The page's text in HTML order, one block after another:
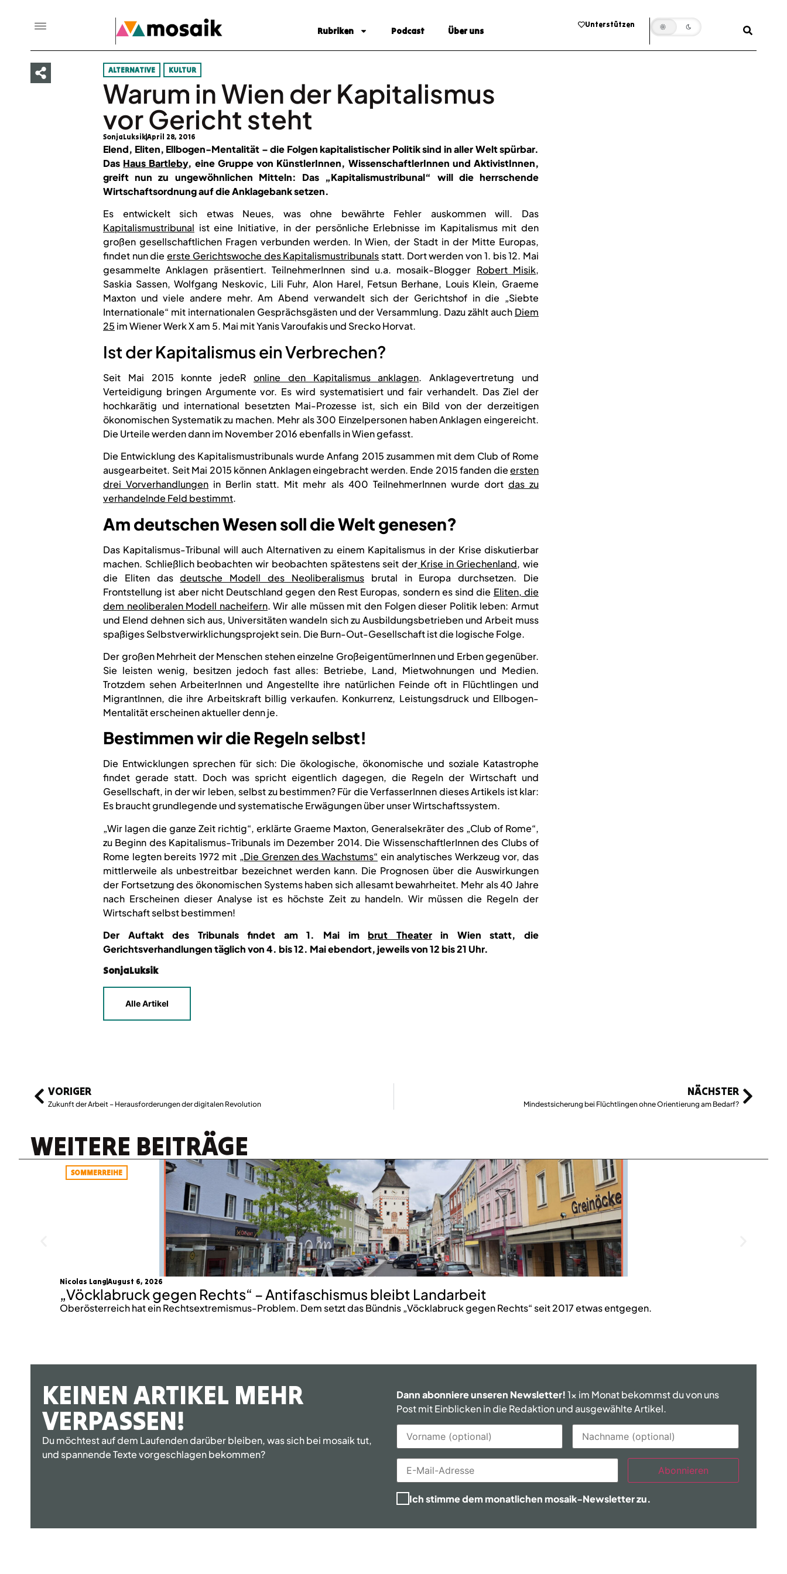
Rubriken Podcast Über uns
Unterstützen
ALTERNATIVE KULTUR
Warum in Wien der Kapitalismus
vor Gericht steht
SonjaLuksikApril 28, 2016
Elend, Eliten, Ellbogen-Mentalität – die Folgen kapitalistischer Politik sind in aller Welt spürbar.
Das Haus Bartleby, eine Gruppe von KünstlerInnen, WissenschaftlerInnen und AktivistInnen,
greift nun zu ungewöhnlichen Mitteln: Das „Kapitalismustribunal“ will die herrschende
Wirtschaftsordnung auf die Anklagebank setzen.
Es entwickelt sich etwas Neues, was ohne bewährte Fehler auskommen will. Das
Kapitalismustribunal ist eine Initiative, in der persönliche Erlebnisse im Kapitalismus mit den
großen gesellschaftlichen Fragen verbunden werden. In Wien, der Stadt in der Mitte Europas,
findet nun dieerste Gerichtswoche des Kapitalismustribunals statt. Dort werden von 1. bis 12. Mai
gesammelte Anklagen präsentiert. TeilnehmerInnen sind u.a. mosaik-Blogger Robert Misik,
Saskia Sassen, Wolfgang Neskovic, Lili Fuhr, Alon Harel, Fetsun Berhane, Louis Klein, Graeme
Maxton und viele andere mehr. Am Abend verwandelt sich der Gerichtshof in die „Siebte
Internationale“ mit internationalen Gesprächsgästen und der Versammlung. Dazu zählt auch Diem
25 im Wiener Werk X am 5. Mai mit Yanis Varoufakis und Srecko Horvat.
Ist der Kapitalismus ein Verbrechen?
Seit Mai 2015 konnte jedeR online den Kapitalismus anklagen.
Anklagevertretung und
Verteidigung bringen Argumente vor. Es wird systematisiert und fair verhandelt. Das Ziel der
hochkarätig und international besetzten Mai-Prozesse ist, sich ein Bild von der derzeitigen
ökonomischen Systematik zu machen. Mehr als 300 Einzelpersonen haben Anklagen eingereicht.
Die Urteile werden dann im November 2016 ebenfalls in Wien gefasst.
Die Entwicklung des Kapitalismustribunals wurde Anfang 2015 zusammen mit dem Club of Rome
ausgearbeitet. Seit Mai 2015 können Anklagen eingebracht werden. Ende 2015 fanden dieersten
drei Vorverhandlungen in Berlin statt. Mit mehr als 400 TeilnehmerInnen wurde dort das zu
verhandelnde Feld bestimmt.
Am deutschen Wesen soll die Welt genesen?
Das Kapitalismus-Tribunal will auch Alternativen zu einem Kapitalismus in der Krise diskutierbar
machen. Schließlich beobachten wir beobachten spätestens seit der Krise in Griechenland, wie
die Eliten dasdeutsche Modell des Neoliberalismusbrutal in Europa durchsetzen. Die
Frontstellung ist aber nicht Deutschland gegen den Rest Europas, sondern es sind die Eliten, die
dem neoliberalen Modell nacheifern. Wir alle müssen mit den Folgen dieser Politik leben: Armut
und Elend dehnen sich aus, Universitäten wandeln sich zu Ausbildungsbetrieben und Arbeit muss
spaßiges Selbstverwirklichungsprojekt sein. Die Burn-Out-Gesellschaft ist die logische Folge.
Der großen Mehrheit der Menschen stehen einzelne GroßeigentümerInnen und Erben gegenüber.
Sie leisten wenig, besitzen jedochfast alles: Betriebe, Land, Mietwohnungen und Medien.
Trotzdem sehen ArbeiterInnen und Angestellte ihre natürlichen Feinde oft in Flüchtlingen und
MigrantInnen, die ihre Arbeitskraft billig verkaufen. Konkurrenz, Leistungsdruck und Ellbogen-
Mentalität erscheinen aktueller denn je.
Bestimmen wir die Regeln selbst!
Die Entwicklungen sprechen für sich: Die ökologische, ökonomische und soziale Katastrophe
findet gerade statt. Doch was spricht eigentlich dagegen, die Regeln der Wirtschaft und
Gesellschaft, in der wir leben, selbst zu bestimmen? Für die VerfasserInnen dieses Artikels ist klar:
Es braucht grundlegende und systematische Erwägungen über unser Wirtschaftssystem.
„Wir lagen die ganze Zeit richtig“, erklärte Graeme Maxton, Generalsekräter des „Club of Rome“,
zu Beginn des Kapitalismus-Tribunals im Dezember 2014. Die WissenschaftlerInnen des Clubs of
Rome legten bereits 1972 mit „Die Grenzen des Wachstums“ ein analytisches Werkzeug vor, das
mittlerweile als unbestreitbar bezeichnet werden kann. Die Prognosen über die Auswirkungen
der Fortsetzung des ökonomischen Systems haben sich allesamt bewahrheitet. Mehr als 40 Jahre
nach Erscheinen dieser Analyse ist es höchste Zeit zu handeln. Wir müssen die Regeln der
Wirtschaft selbst bestimmen!
Der Auftakt des Tribunals findet am 1. Mai imbrut Theaterin Wien statt, die
Gerichtsverhandlungen täglich von 4. bis 12. Mai ebendort, jeweils von 12 bis 21 Uhr.
SonjaLuksik
Alle Artikel
VORIGER
Zukunft der Arbeit – Herausforderungen der digitalen Revolution
NÄCHSTER
Mindestsicherung bei Flüchtlingen ohne Orientierung am Bedarf?
WEITERE BEITRÄGE
SOMMERREIHE
Nicolas Lang August 6, 2026
„Vöcklabruck gegen Rechts“ – Antifaschismus bleibt Landarbeit
Oberösterreich hat ein Rechtsextremismus-Problem. Dem setzt das Bündnis „Vöcklabruck gegen Rechts“ seit 2017 etwas entgegen.
KEINEN ARTIKEL MEHR
VERPASSEN!
Du möchtest auf dem Laufenden darüber bleiben, was sich bei mosaik tut,
und spannende Texte vorgeschlagen bekommen?
Dann abonniere unseren Newsletter!1x im Monat bekommst du von uns
Post mit Einblicken in die Redaktion und ausgewählte Artikel.
Abonnieren
Ich stimme dem monatlichen mosaik-Newsletter zu.